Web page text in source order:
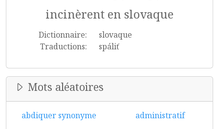
incinèrent en slovaque
Dictionnaire:
slovaque
Traductions:
spáliť
Mots aléatoires
abdiquer synonyme
administratif